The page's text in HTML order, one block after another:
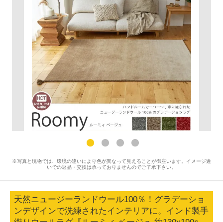
※写真と現物では、環境の違いにより色が異なって見えることが御座います。イメージ違
いでの返品・交換は承っておりませんのでご了承下さい。
天然ニュージーランドウール100％！グラデーショ
ンデザインで洗練されたインテリアに。インド製手